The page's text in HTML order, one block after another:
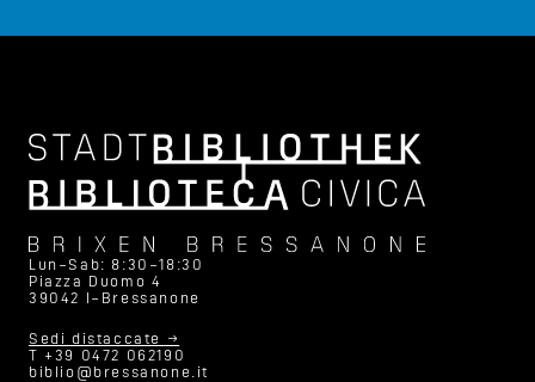
Lun–Sab: 8:30–18:30
Piazza Duomo 4
39042 I–Bressanone
Sedi distaccate →
T +39 0472 062190
biblio@bressanone.it